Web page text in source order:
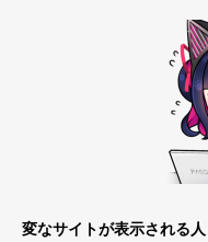
変なサイトが表示される 人